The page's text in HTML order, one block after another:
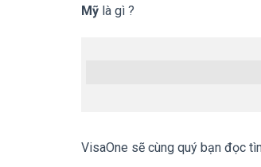
Mỹ là gì ?
VisaOne sẽ cùng quý bạn đọc